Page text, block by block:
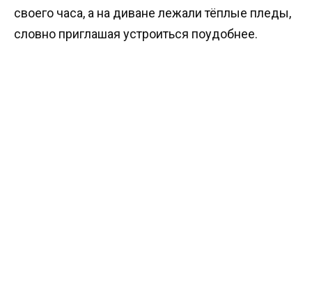
своего часа, а на диване лежали тёплые пледы,
словно приглашая устроиться поудобнее.